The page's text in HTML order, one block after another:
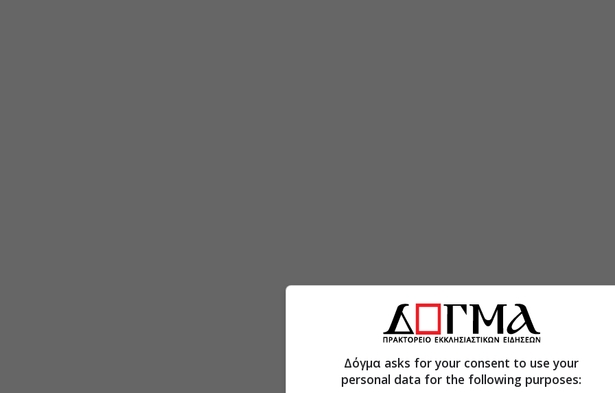
Δόγμα asks for your consent to use your
personal data for the following purposes: